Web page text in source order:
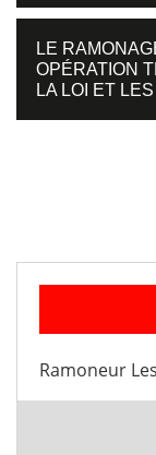
LE
OPÉRATION
LA LOI ET
Ramoneur